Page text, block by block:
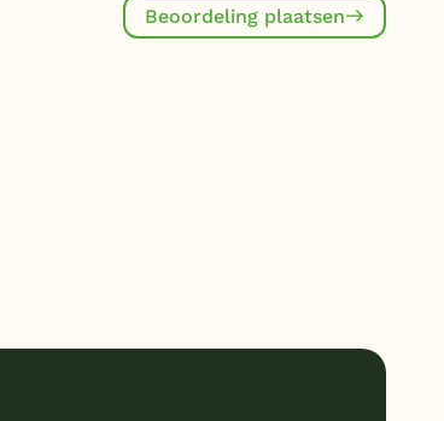
Beoordeling plaatsen